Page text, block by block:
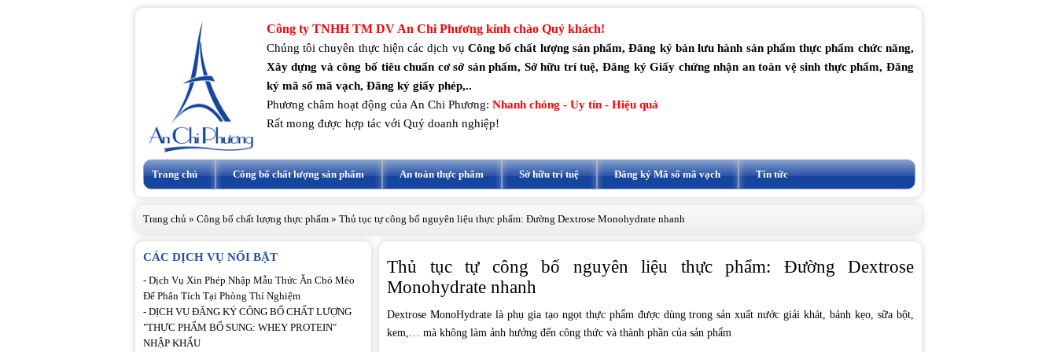
Công ty TNHH TM DV An Chi Phương kính chào Quý khách!
Chúng tôi chuyên thực hiện các dịch vụ Công bố chất lượng sản phẩm, Đăng ký bản lưu hành sản phẩm thực phẩm chức năng,
Xây dựng và công bố tiêu chuẩn cơ sở sản phẩm, Sở hữu trí tuệ, Đăng ký Giấy chứng nhận an toàn vệ sinh thực phẩm, Đăng
ký mã số mã vạch, Đăng ký giấy phép,..
Phương châm hoạt động của An Chi Phương: Nhanh chóng - Uy tín - Hiệu quả
Rất mong được hợp tác với Quý doanh nghiệp!
Trang chủ Công bố chất lượng sản phẩm An toàn thực phẩm Sở hữu trí tuệ Đăng ký Mã số mã vạch Tin tức
Trang chủ » Công bố chất lượng thực phẩm » Thủ tục tự công bố nguyên liệu thực phẩm: Đường Dextrose Monohydrate nhanh
Thủ tục tự công bố nguyên liệu thực phẩm: Đường Dextrose
Monohydrate nhanh
Dextrose MonoHydrate là phụ gia tạo ngọt thực phẩm được dùng trong sản xuất nước giải khát, bánh kẹo, sữa bột,
kem,… mà không làm ảnh hưởng đến công thức và thành phần của sản phẩm
CÁC DỊCH VỤ NỔI BẬT
- Dịch Vụ Xin Phép Nhập Mẫu Thức Ăn Chó Mèo
Để Phân Tích Tại Phòng Thí Nghiệm
- DỊCH VỤ ĐĂNG KÝ CÔNG BỐ CHẤT LƯỢNG
"THỰC PHẨM BỔ SUNG: WHEY PROTEIN"
NHẬP KHẨU